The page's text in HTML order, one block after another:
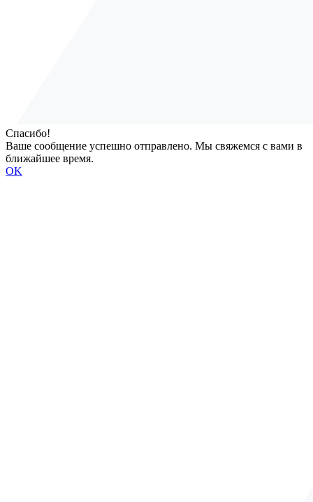
Спасибо!
Ваше сообщение успешно отправлено. Мы свяжемся с вами в
ближайшее время.
OK